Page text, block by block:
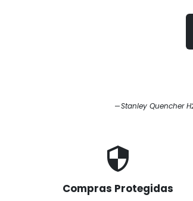
Stanley Quencher
security
Compras Protegidas